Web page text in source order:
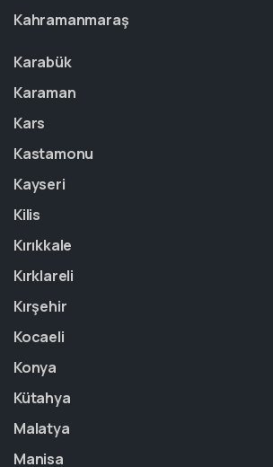
Kahramanmaraş
Karabük
Karaman
Kars
Kastamonu
Kayseri
Kilis
Kırıkkale
Kırklareli
Kırşehir
Kocaeli
Konya
Kütahya
Malatya
Manisa